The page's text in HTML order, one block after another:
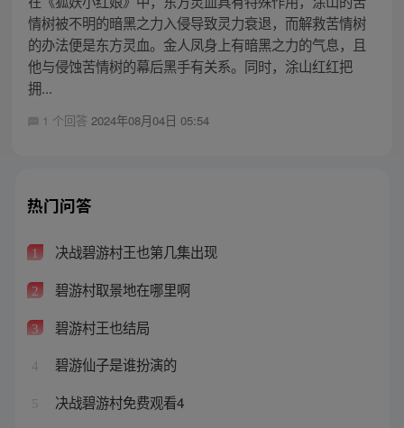
情树被不明的暗黑之力入侵导致灵力衰退，而解救苦情树
的办法便是东方灵血。金人凤身上有暗黑之力的气息，且
他与侵蚀苦情树的幕后黑手有关系。同时，涂山红红把
拥...
1 个回答 2024年08月04日 05:54
热门问答
1 决战碧游村王也第几集出现
2 碧游村取景地在哪里啊
3 碧游村王也结局
4 碧游仙子是谁扮演的
5 决战碧游村免费观看4